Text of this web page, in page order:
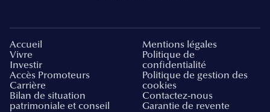
Accueil
Vivre
Investir
Accès Promoteurs
Carrière
Bilan de situation
patrimoniale et conseil
Mentions légales
Politique de
confidentialité
Politique de gestion des
cookies
Contactez-nous
Garantie de revente